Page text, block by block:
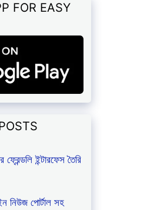
FOR EASY
ইন্টারফেস তৈরি
নিউজ পোর্টাল সহ